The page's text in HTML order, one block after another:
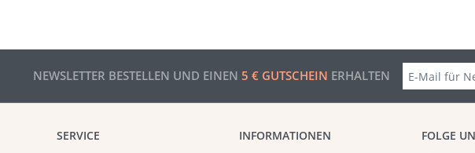
NEWSLETTER BESTELLEN UND EINEN 5 € GUTSCHEIN ERHALTEN
SERVICE INFORMATIONEN FOLGE